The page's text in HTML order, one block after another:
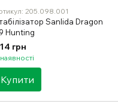
205.098.001
Sanlida Dragon
Hunting
грн
Купити